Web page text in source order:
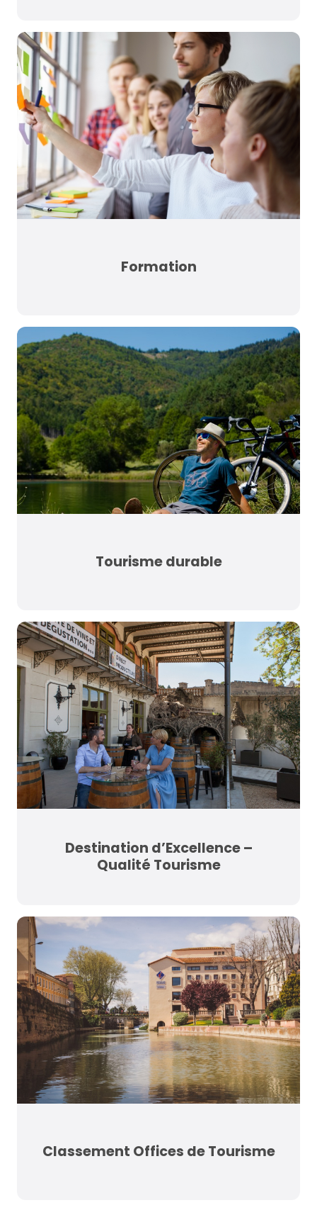
Formation
Tourisme durable
Destination d’Excellence –
Qualité Tourisme
Classement Offices de Tourisme